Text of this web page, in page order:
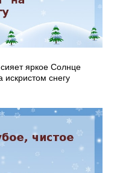
яркое Солнце
искристом снегу